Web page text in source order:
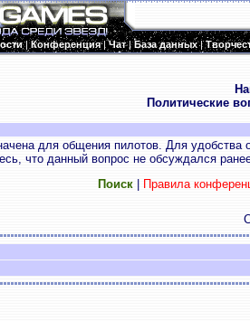
|Конференция|Чат|База данных|
Политические
для общения пилотов. Для
что данный вопрос не обсуждался
Поиск| Правила